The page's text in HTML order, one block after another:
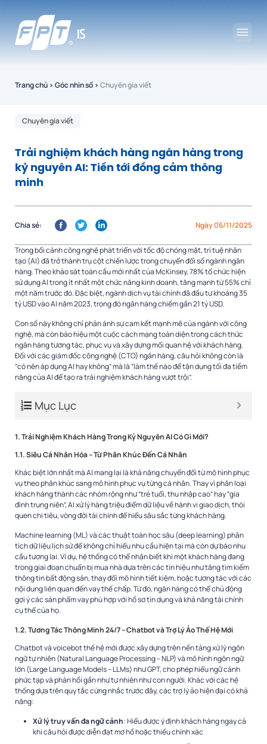
Trang chủ › Góc nhìn số› Chuyên gia viết
Chuyên gia viết
Trải nghiệm khách hàng ngân hàng trong
kỷ nguyên AI: Tiến tới đồng cảm thông
minh
Ngày 06/11/2025
Chia sẻ:
Trong bối cảnh công nghệ phát triển với tốc độ chóng mặt, trí tuệ nhân
tạo (AI) đã trở thành trụ cột chiến lược trong chuyển đổi số ngành ngân
hàng. Theo khảo sát toàn cầu mới nhất của McKinsey, 78% tổ chức hiện
sử dụng AI trong ít nhất một chức năng kinh doanh, tăng mạnh từ 55% chỉ
một năm trước đó. Đặc biệt, ngành dịch vụ tài chính đã đầu tư khoảng 35
tỷ USD vào AI năm 2023, trong đó ngân hàng chiếm gần 21 tỷ USD.
Con số này không chỉ phản ánh sự cam kết mạnh mẽ của ngành với công
nghệ, mà còn báo hiệu một cuộc cách mạng toàn diện trong cách thức
ngân hàng tương tác, phục vụ và xây dựng mối quan hệ với khách hàng.
Đối với các giám đốc công nghệ (CTO) ngân hàng, câu hỏi không còn là
“có nên áp dụng AI hay không” mà là “làm thế nào để tận dụng tối đa tiềm
năng của AI để tạo ra trải nghiệm khách hàng vượt trội”.
Mục Lục
1. Trải Nghiệm Khách Hàng Trong Kỷ Nguyên AI Có Gì Mới?
1.1. Siêu Cá Nhân Hóa – Từ Phân Khúc Đến Cá Nhân
Khác biệt lớn nhất mà AI mang lại là khả năng chuyển đổi từ mô hình phục
vụ theo phân khúc sang mô hình phục vụ từng cá nhân. Thay vì phân loại
khách hàng thành các nhóm rộng như “trẻ tuổi, thu nhập cao” hay “gia
đình trung niên”, AI xử lý hàng triệu điểm dữ liệu về hành vi giao dịch, thói
quen chi tiêu, vòng đời tài chính để hiểu sâu sắc từng khách hàng.
Machine learning (ML) và các thuật toán học sâu (deep learning) phân
tích dữ liệu lịch sử để không chỉ hiểu nhu cầu hiện tại mà còn dự báo nhu
cầu tương lai. Ví dụ, hệ thống có thể nhận biết khi một khách hàng đang
trong giai đoạn chuẩn bị mua nhà dựa trên các tín hiệu như tăng tìm kiếm
thông tin bất động sản, thay đổi mô hình tiết kiệm, hoặc tương tác với các
nội dung liên quan đến vay thế chấp. Từ đó, ngân hàng có thể chủ động
gợi ý các sản phẩm vay phù hợp với hồ sơ tín dụng và khả năng tài chính
cụ thể của họ.
1.2. Tương Tác Thông Minh 24/7 – Chatbot và Trợ Lý Ảo Thế Hệ Mới
Chatbot và voicebot thế hệ mới được xây dựng trên nền tảng xử lý ngôn
ngữ tự nhiên (Natural Language Processing – NLP) và mô hình ngôn ngữ
lớn (Large Language Models – LLMs) như GPT, cho phép hiểu ngữ cảnh
phức tạp và phản hồi gần như tự nhiên như con người. Khác với các hệ
thống dựa trên quy tắc cứng nhắc trước đây, các trợ lý ảo hiện đại có khả
năng:
Xử lý truy vấn đa ngữ cảnh: Hiểu được ý định khách hàng ngay cả
khi câu hỏi được diễn đạt mơ hồ hoặc thiếu chính xác